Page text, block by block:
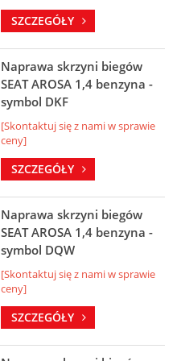
SZCZEGÓŁY
Naprawa skrzyni biegów
SEAT AROSA 1,4 benzyna -
symbol DKF
[Skontaktuj się z nami w sprawie
ceny]
SZCZEGÓŁY
Naprawa skrzyni biegów
SEAT AROSA 1,4 benzyna -
symbol DQW
[Skontaktuj się z nami w sprawie
ceny]
SZCZEGÓŁY